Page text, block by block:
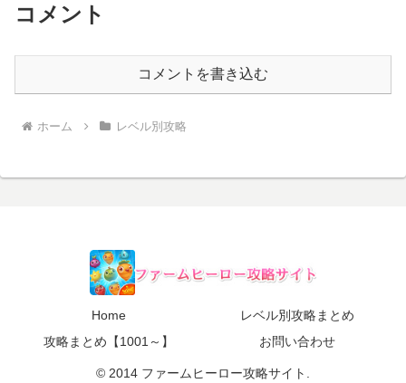
コメント
コメントを書き込む
ホーム レベル別攻略
Home
レベル別攻略まとめ
攻略まとめ【1001～】
お問い合わせ
© 2014 ファームヒーロー攻略サイト.